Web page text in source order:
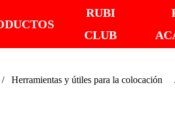
RUBI
CLUB
Herramientas y útiles para la colocación